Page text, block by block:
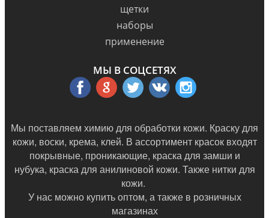
щетки
наборы
применение
МЫ В СОЦСЕТЯХ
Мы поставляем химию для обработки кожи. Краску для
кожи, воски, крема, клей. В ассортимент красок входят
покрывные, проникающие, краска для замши и
нубука, краска для анилиновой кожи. Также нитки для
кожи.
У нас можно купить оптом, а также в розничных
магазинах